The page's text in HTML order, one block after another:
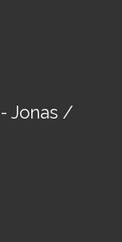
Jonas /